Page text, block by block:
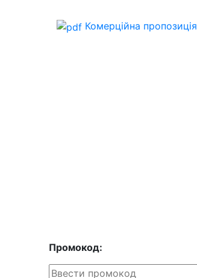
Комерційна пропозиція
Промокод: